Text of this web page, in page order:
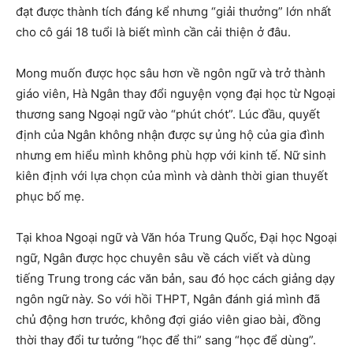
đạt được thành tích đáng kể nhưng “giải thưởng” lớn nhất
cho cô gái 18 tuổi là biết mình cần cải thiện ở đâu.
Mong muốn được học sâu hơn về ngôn ngữ và trở thành
giáo viên, Hà Ngân thay đổi nguyện vọng đại học từ Ngoại
thương sang Ngoại ngữ vào “phút chót”. Lúc đầu, quyết
định của Ngân không nhận được sự ủng hộ của gia đình
nhưng em hiểu mình không phù hợp với kinh tế. Nữ sinh
kiên định với lựa chọn của mình và dành thời gian thuyết
phục bố mẹ.
Tại khoa Ngoại ngữ và Văn hóa Trung Quốc, Đại học Ngoại
ngữ, Ngân được học chuyên sâu về cách viết và dùng
tiếng Trung trong các văn bản, sau đó học cách giảng dạy
ngôn ngữ này. So với hồi THPT, Ngân đánh giá mình đã
chủ động hơn trước, không đợi giáo viên giao bài, đồng
thời thay đổi tư tưởng “học để thi” sang “học để dùng”.